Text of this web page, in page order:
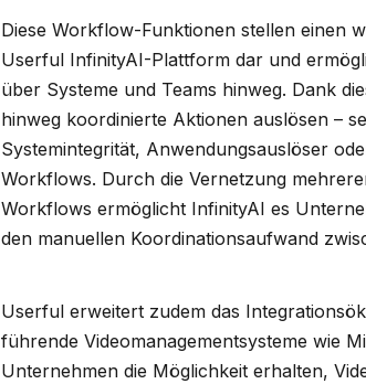
Diese Workflow-Funktionen stellen einen
Userful InfinityAI-Plattform dar und
über Systeme und Teams hinweg. Dank
hinweg koordinierte Aktionen auslösen –
Systemintegrität, Anwendungsauslöser
Workflows. Durch die Vernetzung
Workflows ermöglicht InfinityAI es
den manuellen Koordinationsaufwand
Userful erweitert zudem das
führende Videomanagementsysteme wie
Unternehmen die Möglichkeit erhalten,